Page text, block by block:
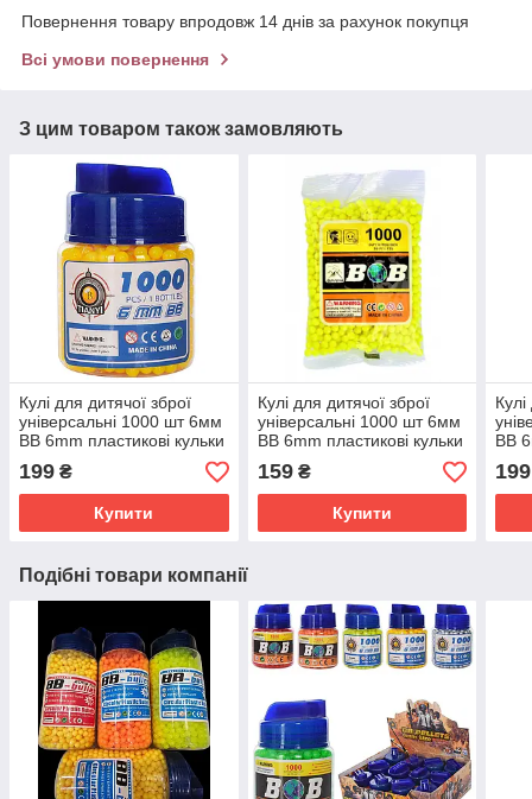
Повернення товару впродовж 14 днів за рахунок покупця
Всі умови повернення
З цим товаром також замовляють
Кулі для дитячої зброї
універсальні 1000 шт 6мм
BB 6mm пластикові кульки
для автомата та пістолета
199 ₴
Купити
Кулі для дитячої зброї
універсальні 1000 шт 6мм
BB 6mm пластикові кульки
для автомата та пістолета
159₴
Купити
BB
для
199
Подібні товари компанії